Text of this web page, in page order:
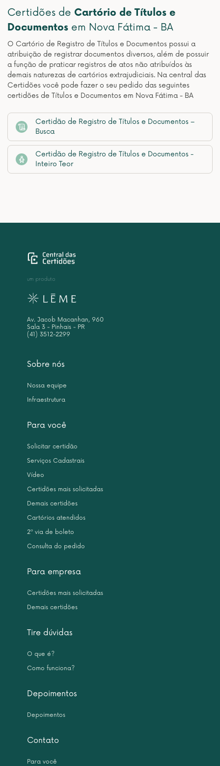
Certidões de Cartório de Títulos e
Documentos em Nova Fátima - BA
O Cartório de Registro de Títulos e Documentos possui a
atribuição de registrar documentos diversos, além de possuir
a função de praticar registros de atos não atribuídos às
demais naturezas de cartórios extrajudiciais. Na central das
Certidões você pode fazer o seu pedido das seguintes
certidões de Títulos e Documentos em Nova Fátima - BA
Certidão de Registro de Títulos e Documentos –
Busca
Certidão de Registro de Títulos e Documentos -
Inteiro Teor
Sobre nós
Nossa equipe
Infraestrutura
Para você
Solicitar certidão
Serviços Cadastrais
Vídeo
Certidões mais solicitadas
Demais certidões
Cartórios atendidos
2ª via de boleto
Consulta do pedido
Para empresa
Certidões mais solicitadas
Demais certidões
Tire dúvidas
O que é?
Como funciona?
Depoimentos
Depoimentos
Contato
Para você
um produto
Av. Jacob Macanhan, 960
Sala 3 - Pinhais - PR
(41) 3512-2299